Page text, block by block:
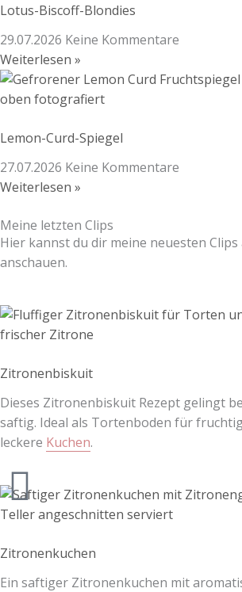
Lotus-Biscoff-Blondies
29.07.2026 Keine Kommentare
Weiterlesen »
Lemon-Curd-Spiegel
27.07.2026 Keine Kommentare
Weiterlesen »
Meine letzten Clips
Hier kannst du dir meine neuesten
anschauen.
Zitronenbiskuit
Dieses Zitronenbiskuit Rezept gelingt
saftig. Ideal als Tortenboden für
leckere Kuchen.
Zitronenkuchen
Ein saftiger Zitronenkuchen mit